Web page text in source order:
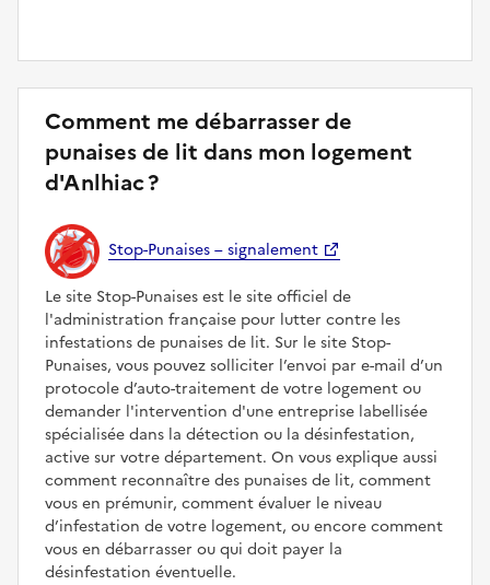
Comment me débarrasser de
punaises de lit dans mon logement
d'Anlhiac ?
Stop-Punaises – signalement
Le site Stop-Punaises est le site officiel de
l'administration française pour lutter contre les
infestations de punaises de lit. Sur le site Stop-
Punaises, vous pouvez solliciter l’envoi par e-mail d’un
protocole d’auto-traitement de votre logement ou
demander l'intervention d'une entreprise labellisée
spécialisée dans la détection ou la désinfestation,
active sur votre département. On vous explique aussi
comment reconnaître des punaises de lit, comment
vous en prémunir, comment évaluer le niveau
d’infestation de votre logement, ou encore comment
vous en débarrasser ou qui doit payer la
désinfestation éventuelle.